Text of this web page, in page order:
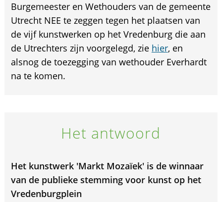
Burgemeester en Wethouders van de gemeente
Utrecht NEE te zeggen tegen het plaatsen van
de vijf kunstwerken op het Vredenburg die aan
de Utrechters zijn voorgelegd, zie hier, en
alsnog de toezegging van wethouder Everhardt
na te komen.
Het antwoord
Het kunstwerk 'Markt Mozaïek' is de winnaar
van de publieke stemming voor kunst op het
Vredenburgplein